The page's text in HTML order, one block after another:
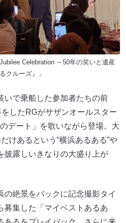
Celebration ～50年の笑いと遺産
クルーズ』」
いで乗船した参加者たちの前
をしたRGがサザンオールスター
デート」を歌いながら登場。大
けあるという“横浜あるある”や
披露しいきなりの大盛り上が
の絶景をバックに記念撮影タイ
募集した「マイベストあるあ